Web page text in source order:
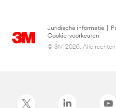
Juridische informatie
Cookie-voorkeuren
© 3M 2026. Alle rechten